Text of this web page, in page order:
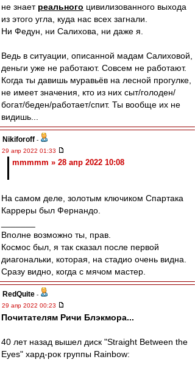
не знает реального цивилизованного выхода
из этого угла, куда нас всех загнали.
Ни Федун, ни Салихова, ни даже я.
Ведь в ситуации, описанной мадам Салиховой,
деньги уже не работают. Совсем не работают.
Когда ты давишь муравьёв на лесной прогулке,
не имеет значения, кто из них сыт/голоден/
богат/беден/работает/спит. Ты вообще их не
видишь...
Nikiforoff -
29 апр 2022 01:33
mmmmm » 28 апр 2022 10:08
На самом деле, золотым ключиком Спартака
Карреры был Фернандо.
Вполне возможно ты, прав.
Космос был, я так сказал после первой
диагональки, которая, на стадио очень видна.
Сразу видно, когда с мячом мастер.
RedQuite -
29 апр 2022 00:23
Почитателям Ричи Блэкмора...
40 лет назад вышел диск "Straight Between the
Eyes" хард-рок группы Rainbow: